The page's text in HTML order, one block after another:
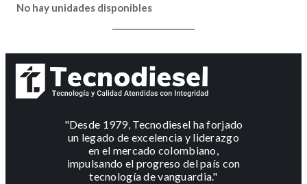
No hay unidades disponibles
"Desde 1979, Tecnodiesel ha forjado
un legado de excelencia y liderazgo
en el mercado colombiano,
impulsando el progreso del país con
tecnología de vanguardia."